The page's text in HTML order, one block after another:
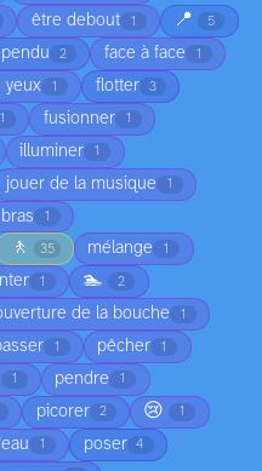
être debout 1 📍 5
2 face à face 1
yeux 1 flotter 3
1 fusionner 1
illuminer 1
jouer de la musique 1
1
🚶 35 mélange 1
1 🏊 2
de la bouche 1
1 pêcher 1
1 pendre 1
picorer 2 😢 1
1 poser 4